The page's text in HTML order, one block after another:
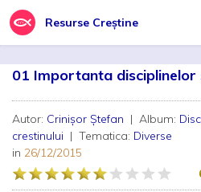
Resurse Creștine
01 Importanta disciplinelor
Autor: Crinișor Ștefan | Album:
crestinului | Tematica: Diverse
in 26/12/2015